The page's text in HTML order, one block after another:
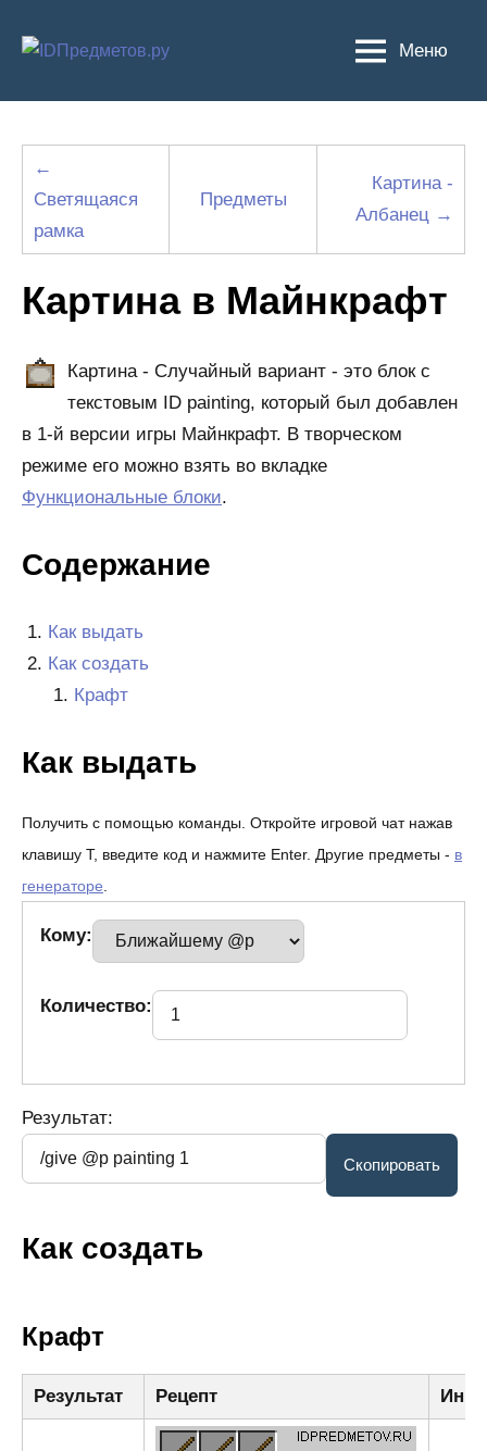
Меню
←
Светящаяся
рамка
Предметы
Картина -
Албанец →
Картина в Майнкрафт
Картина - Случайный вариант - это блок с
текстовым ID painting, который был добавлен
в 1-й версии игры Майнкрафт. В творческом
режиме его можно взять во вкладке
Функциональные блоки.
Содержание
Как выдать
Как создать
Крафт
Как выдать
Получить с помощью команды. Откройте игровой чат нажав
клавишу T, введите код и нажмите Enter. Другие предметы - в
генераторе.
Кому:
Количество:
Результат:
Как создать
Крафт
Результат Рецепт